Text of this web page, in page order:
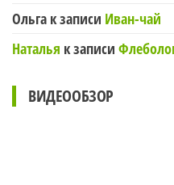
Ольга к записи Иван-чай
Наталья к записи
ВИДЕООБЗОР